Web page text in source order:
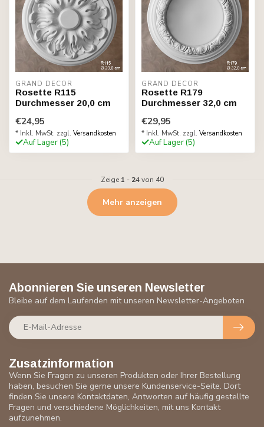
GRAND DECOR
Rosette R115
Durchmesser 20,0 cm
€24,95
* Inkl. MwSt. zzgl. Versandkosten
Auf Lager (5)
GRAND DECOR
Rosette R179
Durchmesser 32,0 cm
€29,95
* Inkl. MwSt. zzgl. Versandkosten
Auf Lager (5)
Zeige 1 - 24von 40
Mehr anzeigen
Zusatzinformation
Wenn Sie Fragen zu unseren Produkten oder Ihrer Bestellung
haben, besuchen Sie gerne unsere Kundenservice-Seite. Dort
finden Sie unsere Kontaktdaten, Antworten auf häufig gestellte
Fragen und verschiedene Möglichkeiten, mit uns Kontakt
aufzunehmen.
Abonnieren Sie unseren Newsletter
Bleibe auf dem Laufenden mit unseren Newsletter-Angeboten